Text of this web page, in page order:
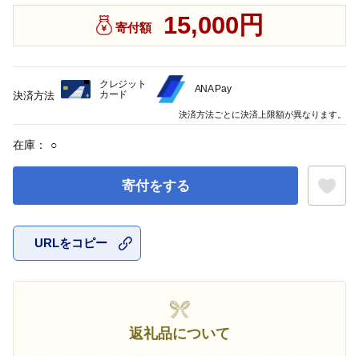
寄付額 15,000円
在庫： ○
寄付をする
URLをコピー
返礼品について
決済方法
クレジット
カード
ANA Pay
決済方法ごとに決済上限額が異なります。